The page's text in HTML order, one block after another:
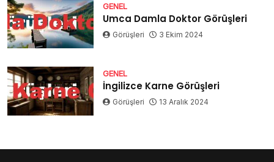
GENEL
Umca Damla Doktor Görüşleri
Görüşleri 3 Ekim 2024
GENEL
İngilizce Karne Görüşleri
Görüşleri 13 Aralık 2024